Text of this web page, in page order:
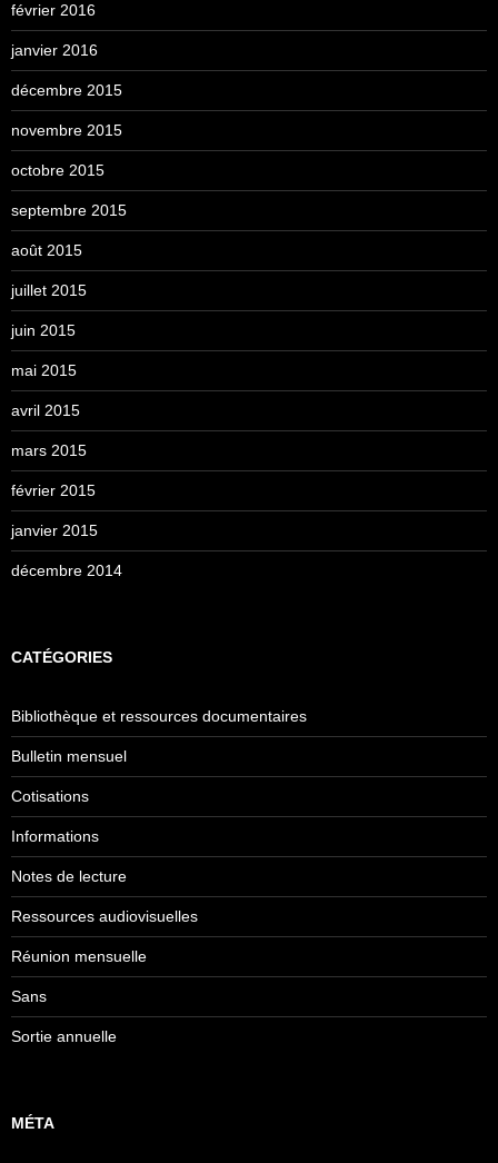
février 2016
janvier 2016
décembre 2015
novembre 2015
octobre 2015
septembre 2015
août 2015
juillet 2015
juin 2015
mai 2015
avril 2015
mars 2015
février 2015
janvier 2015
décembre 2014
CATÉGORIES
Bibliothèque et ressources documentaires
Bulletin mensuel
Cotisations
Informations
Notes de lecture
Ressources audiovisuelles
Réunion mensuelle
Sans
Sortie annuelle
MÉTA